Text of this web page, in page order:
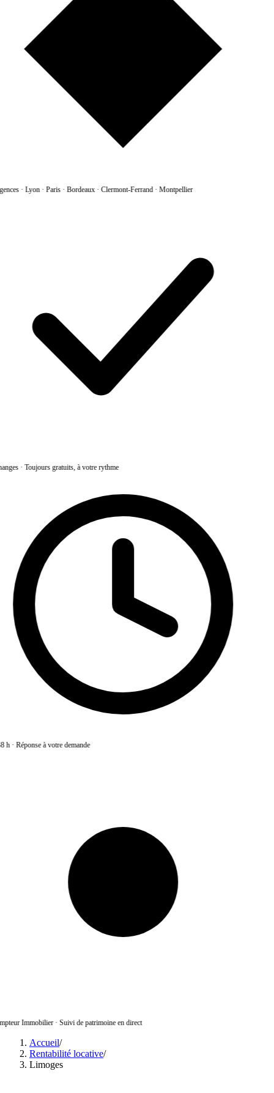
·Lyon · Paris · Bordeaux · Clermont-Ferrand · Montpellier
·Toujours gratuits, à votre rythme
h·Réponse à votre demande
Immobilier·Suivi de patrimoine en direct
Accueil/
Rentabilité locative/
Limoges